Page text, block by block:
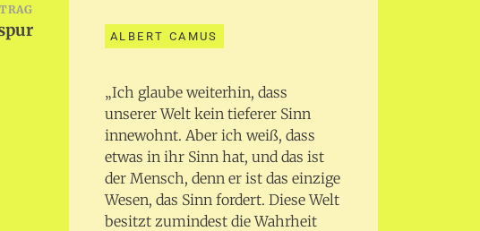
ALBERT CAMUS
„Ich glaube weiterhin, dass
unserer Welt kein tieferer Sinn
innewohnt. Aber ich weiß, dass
etwas in ihr Sinn hat, und das ist
der Mensch, denn er ist das einzige
Wesen, das Sinn fordert. Diese Welt
besitzt zumindest die Wahrheit